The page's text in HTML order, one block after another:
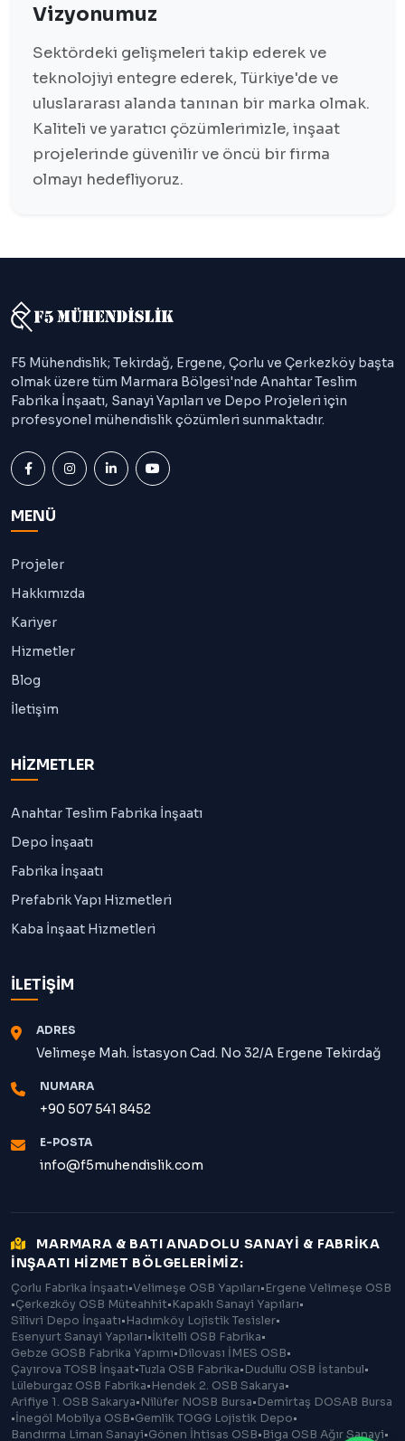
Vizyonumuz
Sektördeki gelişmeleri takip ederek ve
teknolojiyi entegre ederek, Türkiye'de ve
uluslararası alanda tanınan bir marka olmak.
Kaliteli ve yaratıcı çözümlerimizle, inşaat
projelerinde güvenilir ve öncü bir firma
olmayı hedefliyoruz.
F5 Mühendislik; Tekirdağ, Ergene, Çorlu ve Çerkezköy başta
olmak üzere tüm Marmara Bölgesi'nde Anahtar Teslim
Fabrika İnşaatı, Sanayi Yapıları ve Depo Projeleri için
profesyonel mühendislik çözümleri sunmaktadır.
MENÜ
Projeler
Hakkımızda
Kariyer
Hizmetler
Blog
İletişim
HİZMETLER
Anahtar Teslim Fabrika İnşaatı
Depo İnşaatı
Fabrika İnşaatı
Prefabrik Yapı Hizmetleri
Kaba İnşaat Hizmetleri
İLETİŞİM
ADRES
Velimeşe Mah. İstasyon Cad. No 32/A Ergene Tekirdağ
NUMARA
+90 507 541 8452
E-POSTA
info@f5muhendislik.com
MARMARA & BATI ANADOLU SANAYİ & FABRİKA
İNŞAATI HİZMET BÖLGELERİMİZ:
Çorlu Fabrika İnşaatı•Velimeşe OSB Yapıları•Ergene Velimeşe OSB
•Çerkezköy OSB Müteahhit•Kapaklı Sanayi Yapıları•
Silivri Depo İnşaatı•Hadımköy Lojistik Tesisler•
Esenyurt Sanayi Yapıları•İkitelli OSB Fabrika•
Gebze GOSB Fabrika Yapımı•Dilovası İMES OSB•
Çayırova TOSB İnşaat•Tuzla OSB Fabrika•Dudullu OSB İstanbul•
Lüleburgaz OSB Fabrika•Hendek 2. OSB Sakarya•
Arifiye 1. OSB Sakarya•Nilüfer NOSB Bursa•Demirtaş DOSAB Bursa
•İnegöl Mobilya OSB•Gemlik TOGG Lojistik Depo•
Bandırma Liman Sanayi•Gönen İhtisas OSB•Biga OSB Ağır Sanayi•